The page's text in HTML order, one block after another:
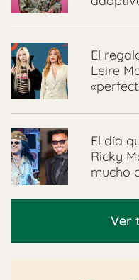
El
Leire
El día
Ricky
mucho
Ver